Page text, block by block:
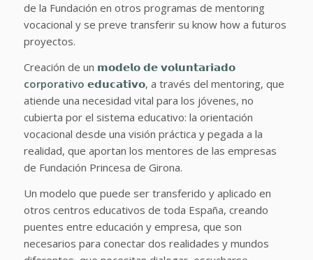
de la Fundación en otros programas de mentoring
vocacional y se preve transferir su know how a futuros
proyectos.
Creación de un 𝗺𝗼𝗱𝗲𝗹𝗼 𝗱𝗲 𝘃𝗼𝗹𝘂𝗻𝘁𝗮𝗿𝗶𝗮𝗱𝗼
corporativo 𝗲𝗱𝘂𝗰𝗮𝘁𝗶𝘃𝗼, a través del mentoring, que
atiende una necesidad vital para los jóvenes, no
cubierta por el sistema educativo: la orientación
vocacional desde una visión práctica y pegada a la
realidad, que aportan los mentores de las empresas
de Fundación Princesa de Girona.
Un modelo que puede ser transferido y aplicado en
otros centros educativos de toda España, creando
puentes entre educación y empresa, que son
necesarios para conectar dos realidades y mundos